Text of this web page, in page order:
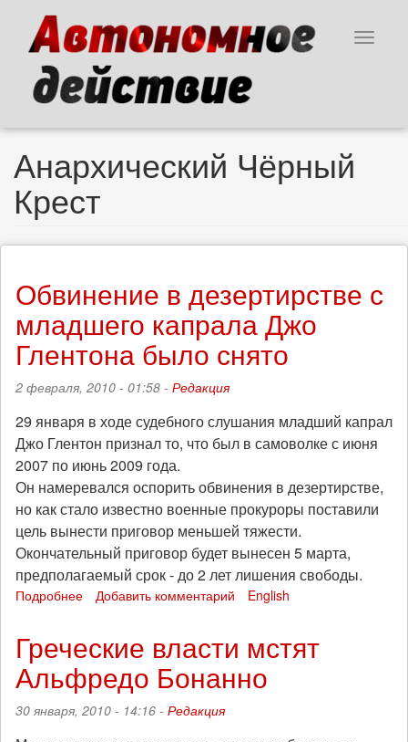
основному
содержанию
Toggle
Анархический Чёрный
Крест
Обвинение в дезертирстве с
младшего капрала Джо
Глентона было снято
2 февраля, 2010 - 01:58 - Редакция
29 января в ходе судебного слушания младший капрал
Джо Глентон признал то, что был в самоволке с июня
2007 по июнь 2009 года.
Он намеревался оспорить обвинения в дезертирстве,
но как стало известно военные прокуроры поставили
цель вынести приговор меньшей тяжести.
Окончательный приговор будет вынесен 5 марта,
предполагаемый срок - до 2 лет лишения свободы.
Подробнее
дезертирстве
младшего
капрала
Добавить комментарий English
Греческие власти мстят
Альфредо Бонанно
30 января, 2010 - 14:16 - Редакция